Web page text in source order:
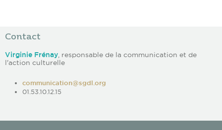
Contact
Virginie Frénay , responsable de la communication et de
l'action culturelle
communication@sgdl.org
01.53.10.12.15